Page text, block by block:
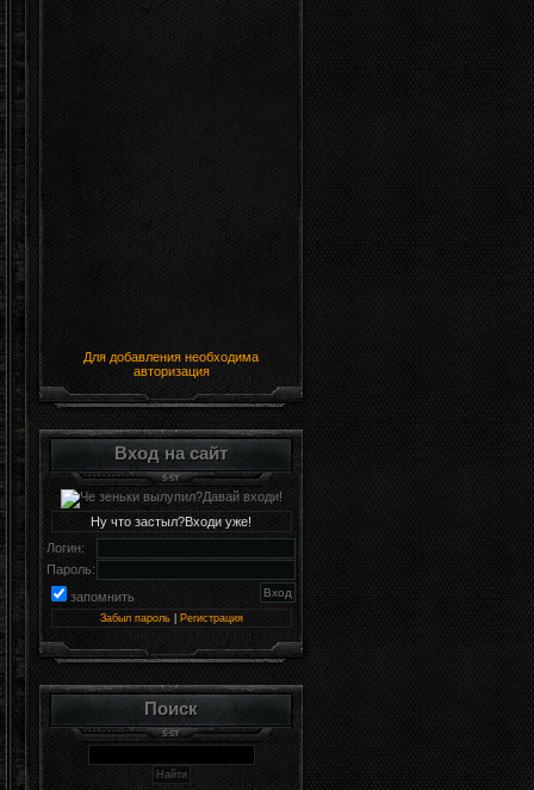
Для добавления необходима
авторизация
Вход на сайт
Ну что застыл?Входи уже!
Логин:
Пароль:
запомнить
Забыл пароль| Регистрация
Поиск